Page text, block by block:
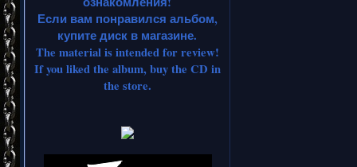
Если вам понравился альбом,
купите диск в магазине.
The material is intended for review!
If you liked the album, buy the CD in
the store.